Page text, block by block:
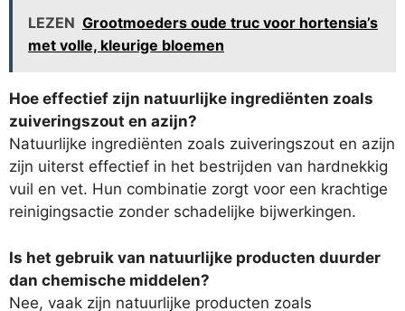
LEZEN Grootmoeders oude truc voor hortensia’s
met volle, kleurige bloemen
Hoe effectief zijn natuurlijke ingrediënten zoals
zuiveringszout en azijn?
Natuurlijke ingrediënten zoals zuiveringszout en azijn
zijn uiterst effectief in het bestrijden van hardnekkig
vuil en vet. Hun combinatie zorgt voor een krachtige
reinigingsactie zonder schadelijke bijwerkingen.
Is het gebruik van natuurlijke producten duurder
dan chemische middelen?
Nee, vaak zijn natuurlijke producten zoals